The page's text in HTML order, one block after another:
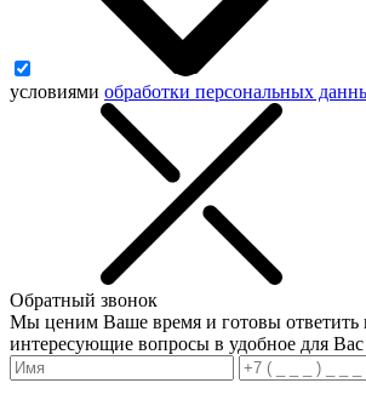
условиями обработки персональных
Обратный звонок
Мы ценим Ваше время и готовы ответить
интересующие вопросы в удобное для Вас